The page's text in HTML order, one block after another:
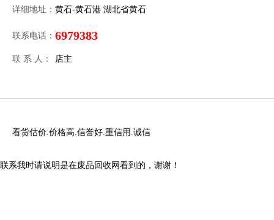
详细地址： 黄石-黄石港 湖北省黄石
联系电话： 6979383
联 系 人： 店主
看货估价.价格高.信誉好.重信用.诚信
联系我时请说明是在废品回收网看到的，谢谢！